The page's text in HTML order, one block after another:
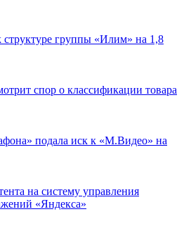
структуре группы «Илим» на 1,8
спор о классификации товара
подала иск к «М.Видео» на
на систему управления
«Яндекса»